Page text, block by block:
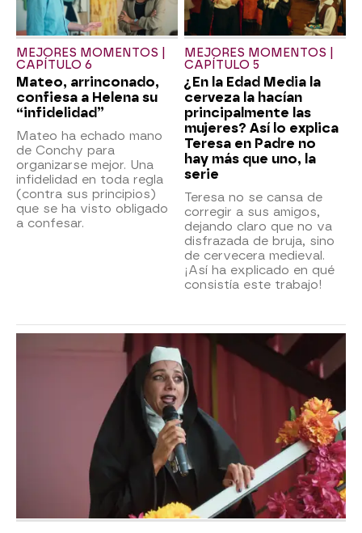
MEJORES MOMENTOS |
CAPÍTULO 6
Mateo, arrinconado,
confiesa a Helena su
“infidelidad”
Mateo ha echado mano
de Conchy para
organizarse mejor. Una
infidelidad en toda regla
(contra sus principios)
que se ha visto obligado
a confesar.
MEJORES MOMENTOS |
CAPÍTULO 5
¿En la Edad Media la
cerveza la hacían
principalmente las
mujeres? Así lo explica
Teresa en Padre no
hay más que uno, la
serie
Teresa no se cansa de
corregir a sus amigos,
dejando claro que no va
disfrazada de bruja, sino
de cervecera medieval.
¡Así ha explicado en qué
consistía este trabajo!